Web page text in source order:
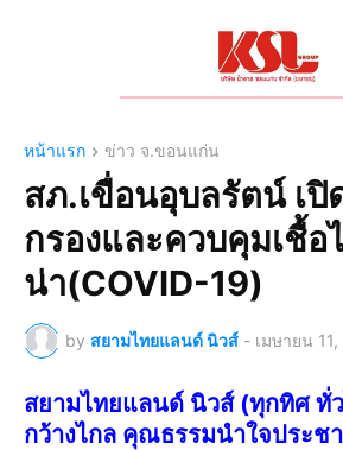
หน้าแรก ข่าว จ.ขอนแก่น
สภ.เขื่อนอุบลรัตน์ เ
กรองและควบคุมเชื้อ
น่า(COVID-19)
by สยามไทยแลนด์ นิวส์ - เมษายน
สยามไทยแลนด์ นิวส์ (ทุกทิศ ทั่
กว้างไกล คุณธรรมนำใจประช